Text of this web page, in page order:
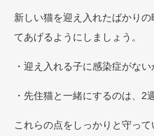
新しい猫を迎え入れたばかり
てあげるようにしましょう。
・迎え入れる子に感染症がな
・先住猫と一緒にするのは、2
これらの点をしっかりと守っ